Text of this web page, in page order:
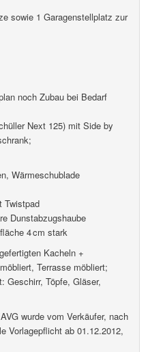
sowie 1 Garagenstellplatz zur
noch Zubau bei Bedarf
Next 125) mit Side by
Wärmeschublade
Twistpad
Dunstabzugshaube
4 cm stark
Kacheln +
Terrasse möbliert;
Geschirr, Töpfe, Gläser,
wurde vom Verkäufer, nach
Vorlagepflicht ab 01.12.2012,